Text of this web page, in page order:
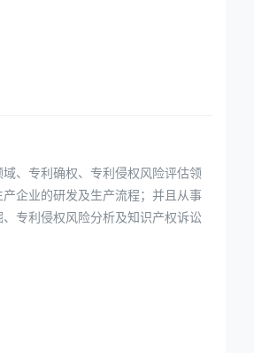
、专利确权、专利侵权风险评估领
企业的研发及生产流程；并且从事
专利侵权风险分析及知识产权诉讼